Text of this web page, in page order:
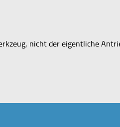
nicht der eigentliche